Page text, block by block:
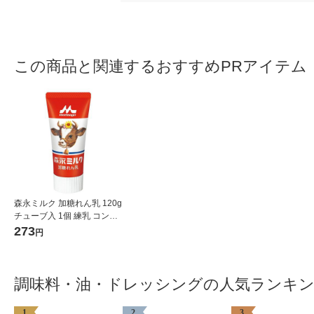
この商品と関連するおすすめPRアイテム
森永ミルク 加糖れん乳 120g
チューブ入 1個 練乳 コンデ
ンスミルク 森永乳業
273円
調味料・油・ドレッシングの人気ランキ